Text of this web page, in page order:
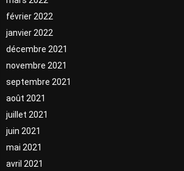
février 2022
janvier 2022
décembre 2021
novembre 2021
septembre 2021
août 2021
juillet 2021
juin 2021
mai 2021
avril 2021